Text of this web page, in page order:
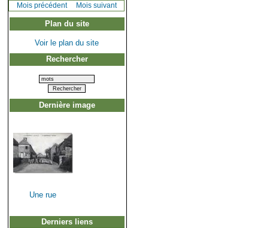
[Mois précédent] Mois suivant
Plan du site
Voir le plan du site
Rechercher
Dernière image
Une rue
Derniers liens